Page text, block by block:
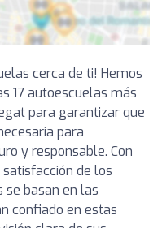
cerca de ti! Hemos
17 autoescuelas más
para garantizar que
para
y responsable. Con
de los
basan en las
confiado en estas